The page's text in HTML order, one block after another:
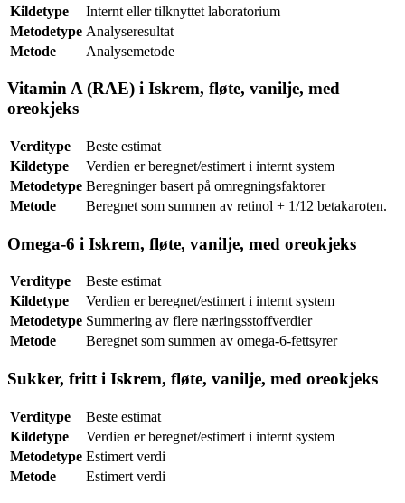
Kildetype
Internt eller tilknyttet laboratorium
Metodetype Analyseresultat
Metode
Analysemetode
Vitamin A (RAE) i Iskrem, fløte, vanilje, med
oreokjeks
Verditype
Beste estimat
Kildetype
Verdien er beregnet/estimert i internt system
Metodetype Beregninger basert på omregningsfaktorer
Metode
Beregnet som summen av retinol + 1/12 betakaroten.
Omega-6 i Iskrem, fløte, vanilje, med oreokjeks
Verditype
Beste estimat
Kildetype
Verdien er beregnet/estimert i internt system
Metodetype Summering av flere næringsstoffverdier
Metode
Beregnet som summen av omega-6-fettsyrer
Sukker, fritt i Iskrem, fløte, vanilje, med oreokjeks
Verditype
Beste estimat
Kildetype
Verdien er beregnet/estimert i internt system
Metodetype Estimert verdi
Metode
Estimert verdi